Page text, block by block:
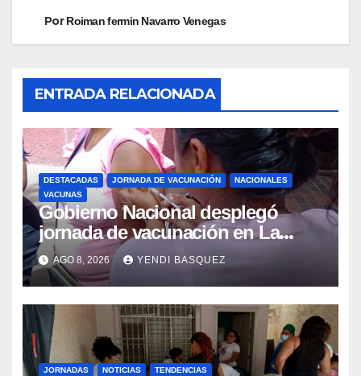
PorRoiman fermin Navarro Venegas
ENTRADA RELACIONADA
DESTACADAS JORNADA DE VACUNACIÓN
NACIONALES
VACUNAS
Gobierno Nacional desplegó
jornada de vacunación en La
Guaira para garantizar protección
epidemiológica
AGO 8, 2026 YENDI BASQUEZ
JORNADAS NOTICIAS TENDENCIAS